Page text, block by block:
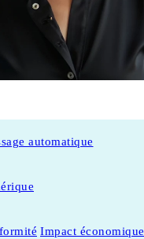
automatique
Impact économique